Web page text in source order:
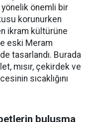
yönelik önemli bir
korunurken
ikram kültürüne
eski Meram
tasarlandı. Burada
mısır, çekirdek ve
sıcaklığını
buluşma